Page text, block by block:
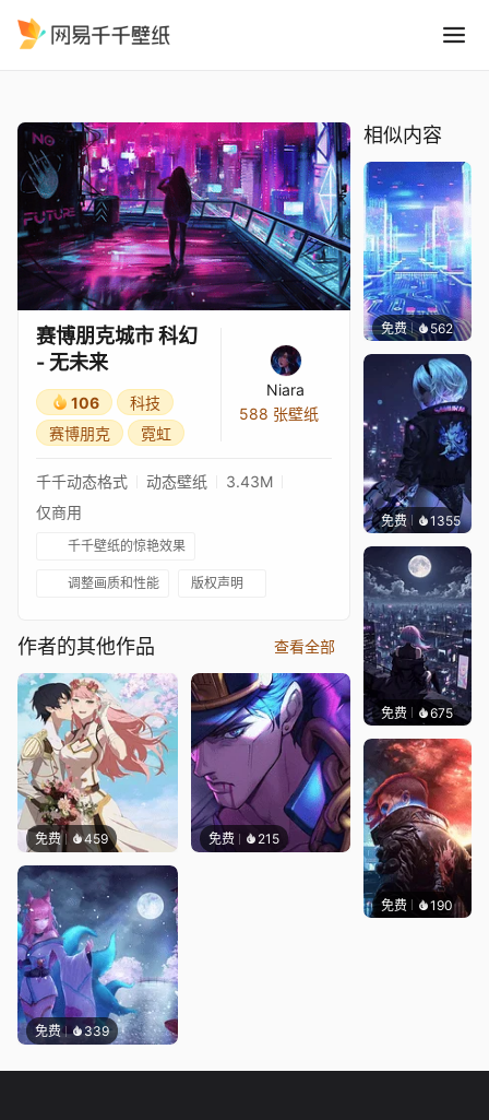
赛博朋克城市 科幻
- 无未来
106
科技
赛博朋克
霓虹
Niara
588 张壁纸
千千动态格式 动态壁纸
3.43M
仅商用
千千壁纸的惊艳效果
调整画质和性能 版权声明
作者的其他作品 查看全部
免费 459 免费 215
免费 339
相似内容
免费 562
免费 1355Bewie
免费 675鲨鲨啊
免费 190